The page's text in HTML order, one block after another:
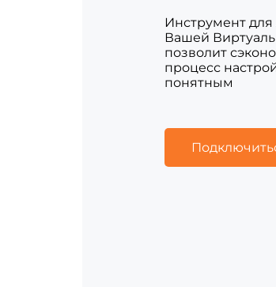
Инструмент для
Вашей
позволит
процесс
понятным